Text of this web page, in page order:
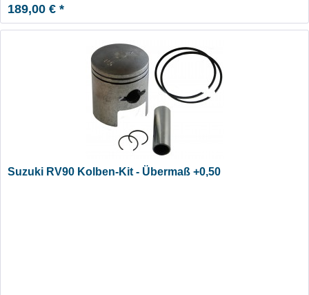
189,00 € *
Suzuki RV90 Kolben-Kit - Übermaß +0,50